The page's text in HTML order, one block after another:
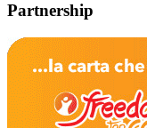
Partnership